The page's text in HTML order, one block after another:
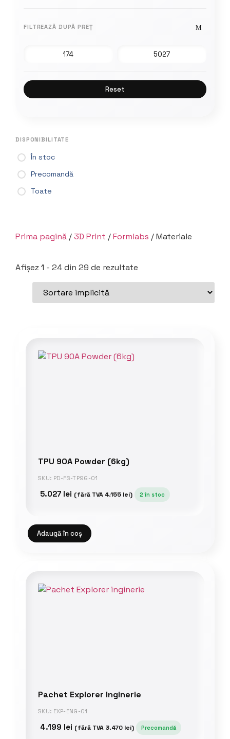
FILTREAZĂ DUPĂ PREȚ
Reset
DISPONIBILITATE
În stoc
Precomandă
Toate
Prima pagină /3D Print /Formlabs / Materiale
Afișez 1 - 24 din 29 de rezultate
TPU 90A Powder (6kg)
SKU: PD-FS-TP9G-01
5.027 lei (fără TVA 4.155 lei) 2 în stoc
Adaugă în coș
Pachet Explorer Inginerie
SKU: EXP-ENG-01
4.199 lei (fără TVA 3.470 lei) Precomandă